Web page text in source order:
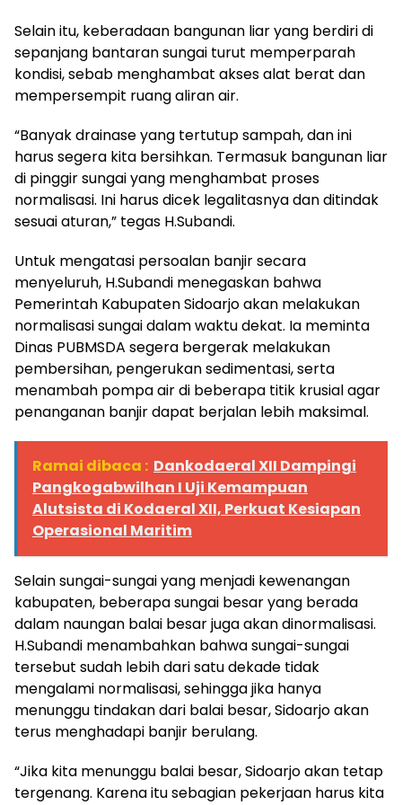
Selain itu, keberadaan bangunan liar yang berdiri di
sepanjang bantaran sungai turut memperparah
kondisi, sebab menghambat akses alat berat dan
mempersempit ruang aliran air.
“Banyak drainase yang tertutup sampah, dan ini
harus segera kita bersihkan. Termasuk bangunan liar
di pinggir sungai yang menghambat proses
normalisasi. Ini harus dicek legalitasnya dan ditindak
sesuai aturan,” tegas H.Subandi.
Untuk mengatasi persoalan banjir secara
menyeluruh, H.Subandi menegaskan bahwa
Pemerintah Kabupaten Sidoarjo akan melakukan
normalisasi sungai dalam waktu dekat. Ia meminta
Dinas PUBMSDA segera bergerak melakukan
pembersihan, pengerukan sedimentasi, serta
menambah pompa air di beberapa titik krusial agar
penanganan banjir dapat berjalan lebih maksimal.
Ramai dibaca : Dankodaeral XII Dampingi
Pangkogabwilhan I Uji Kemampuan
Alutsista di Kodaeral XII, Perkuat Kesiapan
Operasional Maritim
Selain sungai-sungai yang menjadi kewenangan
kabupaten, beberapa sungai besar yang berada
dalam naungan balai besar juga akan dinormalisasi.
H.Subandi menambahkan bahwa sungai-sungai
tersebut sudah lebih dari satu dekade tidak
mengalami normalisasi, sehingga jika hanya
menunggu tindakan dari balai besar, Sidoarjo akan
terus menghadapi banjir berulang.
“Jika kita menunggu balai besar, Sidoarjo akan tetap
tergenang. Karena itu sebagian pekerjaan harus kita